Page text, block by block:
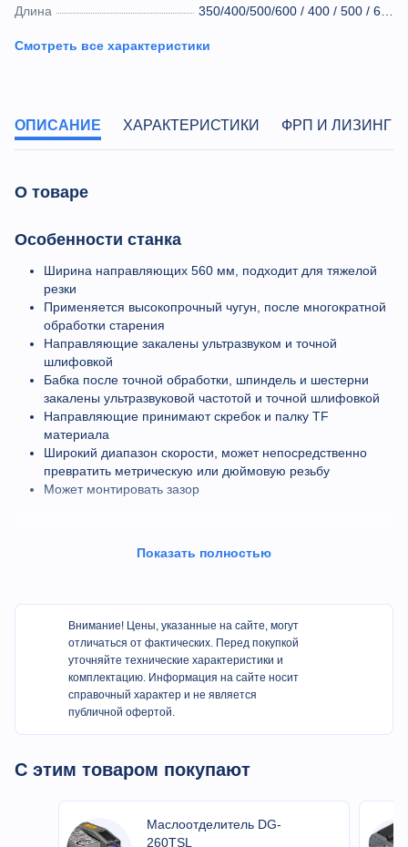
Длина
Смотреть все характеристики
ОПИСАНИЕ ХАРАКТЕРИСТИКИ ФРП И ЛИЗИНГ
О товаре
Особенности станка
Ширина направляющих 560 мм, подходит для тяжелой
резки
Применяется высокопрочный чугун, после многократной
обработки старения
Направляющие закалены ультразвуком и точной
шлифовкой
Бабка после точной обработки, шпиндель и шестерни
закалены ультразвуковой частотой и точной шлифовкой
Направляющие принимают скребок и палку TF
материала
Широкий диапазон скорости, может непосредственно
превратить метрическую или дюймовую резьбу
Может монтировать зазор
Спецификация
Технические
характеристики
Ед.
изм
BL-HL-B80А
Ширина
направляющей
поворота над
мм
Макс. диам.
поворота над
Показать полностью
Внимание! Цены, указанные на сайте, могут
отличаться от фактических. Перед покупкой
уточняйте технические характеристики и
комплектацию. Информация на сайте носит
справочный характер и не является
публичной офертой.
С этим товаром покупают
Маслоотделитель DG-
260TSL